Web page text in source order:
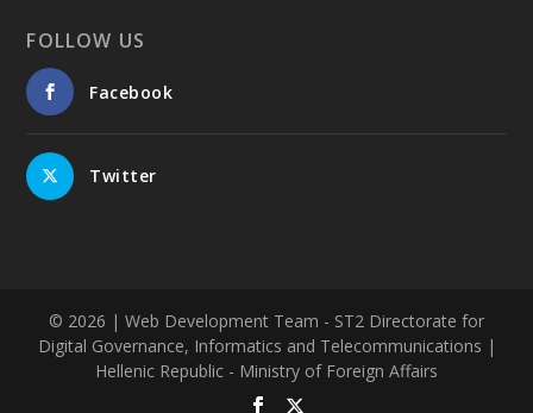
FOLLOW US
Facebook
Twitter
© 2026 | Web Development Team - ST2 Directorate for
Digital Governance, Informatics and Telecommunications |
Hellenic Republic - Ministry of Foreign Affairs